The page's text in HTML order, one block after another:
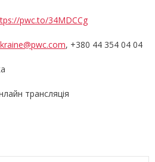
pwc.to/34MDCCg
, +380 44 354 04 04
трансляція